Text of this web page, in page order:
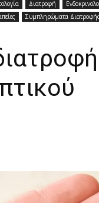
Διατροφή
Συμπληρώματα Διατροφής